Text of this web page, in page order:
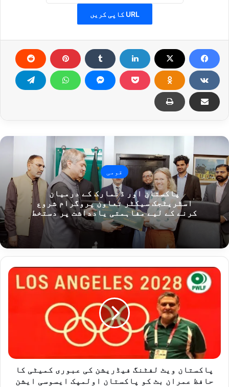
URL کاپی کریں
قومی
پاکستان اور ڈنمارک کے درمیان
اسٹریٹجک سیکٹر تعاون پروگرام شروع
کرنے کے لیے مفاہمتی یادداشت پر دستخط
پاکستان
ویٹ
لفٹنگ
کمیٹی
حافظ
عمران
پاکستان ویٹ لفٹنگ فیڈریشن کی عبوری کمیٹی کا
حافظ عمران بٹ کو پاکستان اولمپک ایسوسی ایشن